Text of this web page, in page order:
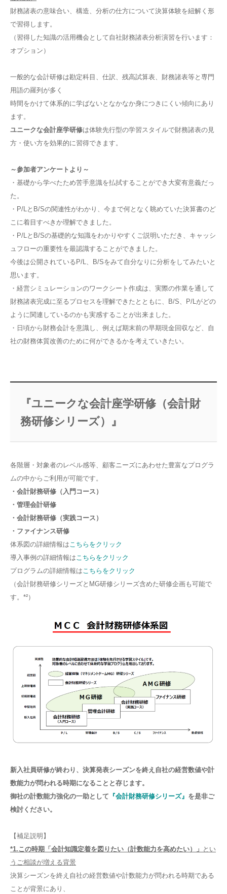
財務諸表の意味合い、構造、分析の仕方について決算体験を紐解く形
で習得します。
（習得した知識の活用機会として自社財務諸表分析演習を行います：
オプション）
一般的な会計研修は勘定科目、仕訳、残高試算表、財務諸表等と専門
用語の羅列が多く
時間をかけて体系的に学ばないとなかなか身につきにくい傾向にあり
ます。
ユニークな会計座学研修は体験先行型の学習スタイルで財務諸表の見
方・使い方を効果的に習得できます。
～参加者アンケートより～
・基礎から学べたため苦手意識を払拭することができ大変有意義だっ
た。
・P/LとB/Sの関連性がわかり、今まで何となく眺めていた決算書のど
こに着目すべきか理解できました。
・P/LとB/Sの基礎的な知識をわかりやすくご説明いただき、キャッシ
ュフローの重要性を最認識することができました。
今後は公開されているP/L、B/Sをみて自分なりに分析をしてみたいと
思います。
・経営シミュレーションのワークシート作成は、実際の作業を通して
財務諸表完成に至るプロセスを理解できたとともに、B/S、P/Lがどの
ように関連しているのかも実感することが出来ました。
・日頃から財務会計を意識し、例えば期末前の早期現金回収など、自
社の財務体質改善のために何ができるかを考えていきたい。
『ユニークな会計座学研修（会計財
務研修シリーズ）』
各階層・対象者のレベル感等、顧客ニーズにあわせた豊富なプログラ
ムの中からご利用が可能です。
・会計財務研修（入門コース）
・管理会計研修
・会計財務研修（実践コース）
・ファイナンス研修
体系図の詳細情報はこちらをクリック
導入事例の詳細情報はこちらをクリック
プログラムの詳細情報はこちらをクリック
（会計財務研修シリーズと MG研修シリーズ含めた研修企画も可能で
す。*²）
新入社員研修が終わり、決算発表シーズンを終え自社の経営数値や計
数能力が問われる時期になることと存じます。
御社の計数能力強化の一助として 『会計財務研修シリーズ』 を是非ご
検討ください。
【補足説明】
*1.この時期「会計知識定着を図りたい（計数能力を高めたい）」 とい
うご相談が増える背景
決算シーズンを終え自社の経営数値や計数能力が問われる時期である
ことが背景にあり、